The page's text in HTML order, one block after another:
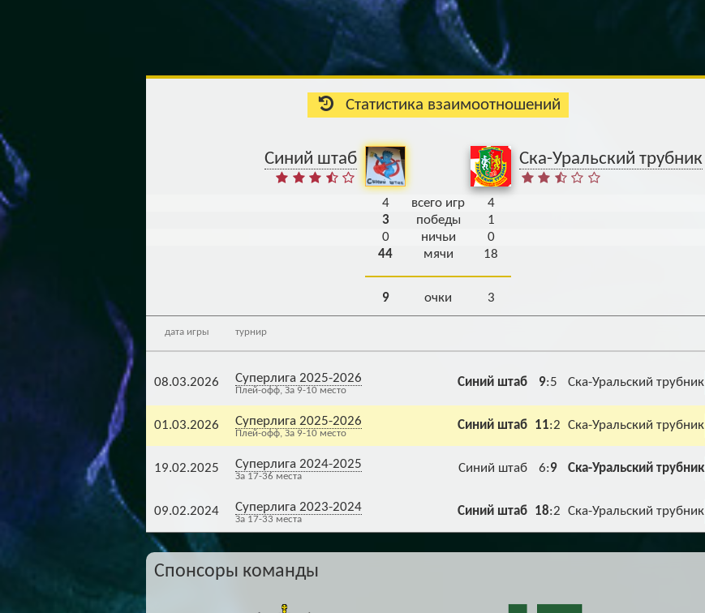
Статистика взаимоотношений
Синий штаб Ска-Уральский трубник
4 всего игр
4
3
победы
1
0
ничьи
0
44
мячи 18
9 очки 3
дата игры турнир
08.03.2026 Суперлига 2025-2026
Плей-офф, За 9-10 место
Синий штаб 9:5 Ска-Уральский трубник
01.03.2026 Суперлига 2025-2026
Плей-офф, За 9-10 место
Синий штаб 11:2 Ска-Уральский трубник
19.02.2025 Суперлига 2024-2025
За 17-36 места
Синий штаб 6:9 Ска-Уральский трубник
09.02.2024 Суперлига 2023-2024
За 17-33 места
Синий штаб 18:2 Ска-Уральский трубник
Спонсоры команды